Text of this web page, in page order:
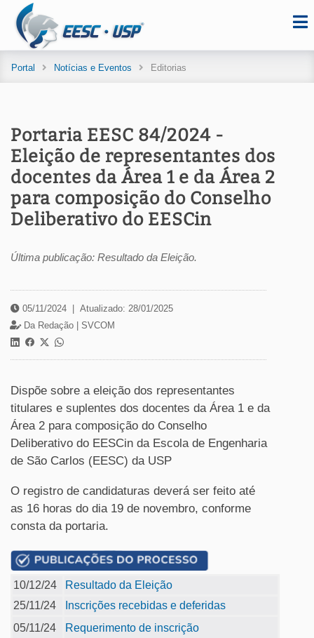
Portal Notícias e Eventos Editorias
Portaria EESC 84/2024 -
Eleição de representantes dos
docentes da Área 1 e da Área 2
para composição do Conselho
Deliberativo do EESCin
Última publicação: Resultado da Eleição.
05/11/2024
Atualizado: 28/01/2025
Da Redação | SVCOM
Dispõe sobre a eleição dos representantes
titulares e suplentes dos docentes da Área 1 e da
Área 2 para composição do Conselho
Deliberativo do EESCin da Escola de Engenharia
de São Carlos (EESC) da USP
O registro de candidaturas deverá ser feito até
as 16 horas do dia 19 de novembro, conforme
consta da portaria.
10/12/24
Resultado da Eleição
25/11/24
Inscrições recebidas e deferidas
05/11/24
Requerimento de inscrição